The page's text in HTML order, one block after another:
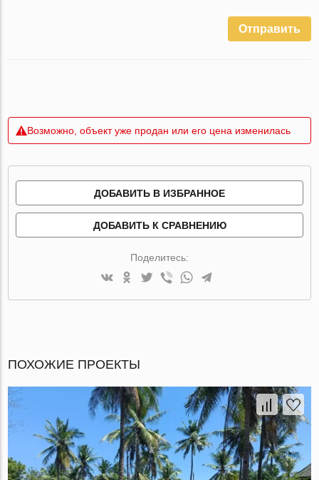
Отправить
Возможно, объект уже продан или его цена изменилась
ДОБАВИТЬ В ИЗБРАННОЕ
ДОБАВИТЬ К СРАВНЕНИЮ
Поделитесь:
ПОХОЖИЕ ПРОЕКТЫ